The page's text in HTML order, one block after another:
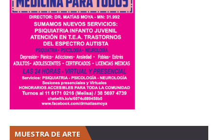
MUESTRA DE ARTE